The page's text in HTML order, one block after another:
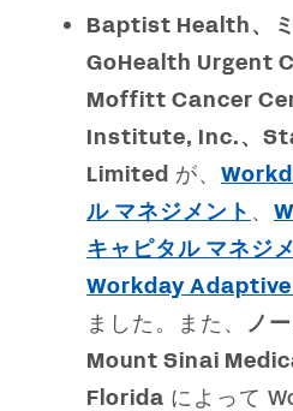
Baptist Health、ミ
GoHealth Urgent
Moffitt Cancer
Institute, Inc.、
Limited が、
ル マネジメント 、
キャピタル マネジ
Workday
ました。また、 ノ
Mount Sinai
Florida によって